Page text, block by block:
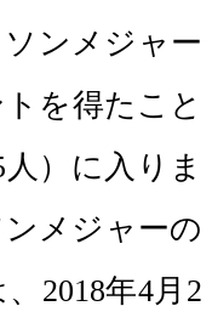
ンメジャー
を得たこと
）に入りま
メジャーの
2018年4月2